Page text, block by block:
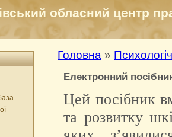
обласний центр
Головна »
Електронний
Цей посібник
та розвитку